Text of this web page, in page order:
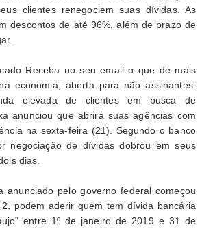
clientes renegociem suas dívidas. As
descontos de até 96%, além de prazo de
Receba no seu email o que de mais
economia; aberta para não assinantes.
elevada de clientes em busca de
anunciou que abrirá suas agências com
na sexta-feira (21). Segundo o banco
negociação de dívidas dobrou em seus
dias.
anunciado pelo governo federal começou
podem aderir quem tem dívida bancária
entre 1º de janeiro de 2019 e 31 de